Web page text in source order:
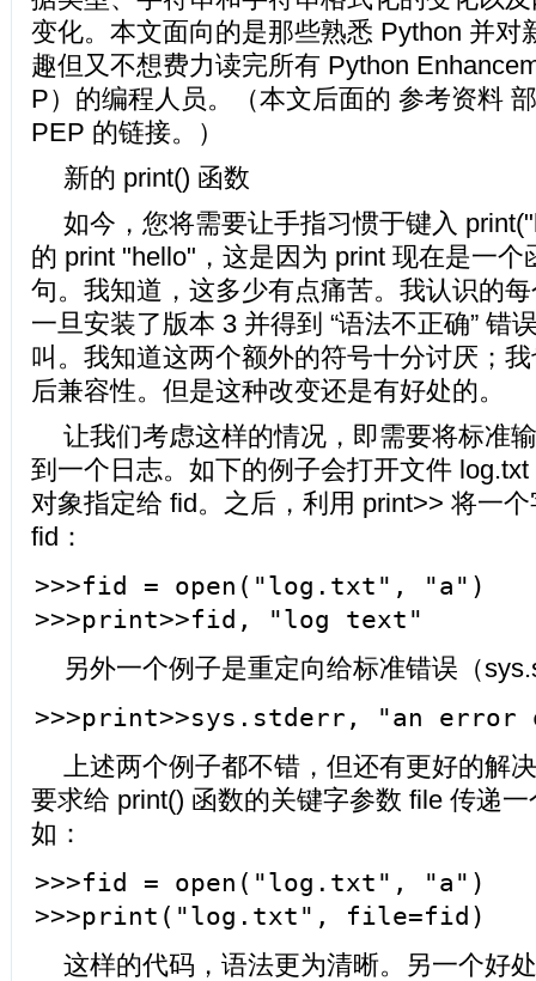
变化。本文面向的是那些熟悉 Python 并对
趣但又不想费力读完所有 Python
P）的编程人员。（本文后面的 参考资料
PEP 的链接。）
新的 print() 函数
如今，您将需要让手指习惯于键入
的 print "hello"，这是因为 print 现在是一个
句。我知道，这多少有点痛苦。我认识的
一旦安装了版本 3 并得到 “语法不正确” 错
叫。我知道这两个额外的符号十分讨厌；
后兼容性。但是这种改变还是有好处的。
让我们考虑这样的情况，即需要将标准
到一个日志。如下的例子会打开文件
对象指定给 fid。之后，利用 print>> 将一
fid：
>>>fid = open("log.txt", "a")
>>>print>>fid, "log text"
另外一个例子是重定向给标准错误（
>>>print>>sys.stderr, "an error
上述两个例子都不错，但还有更好的解
要求给 print() 函数的关键字参数 file 传递
如：
>>>fid = open("log.txt", "a")
>>>print("log.txt", file=fid)
这样的代码，语法更为清晰。另一个好